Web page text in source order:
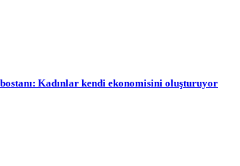
Kadınlar kendi ekonomisini oluşturuyor